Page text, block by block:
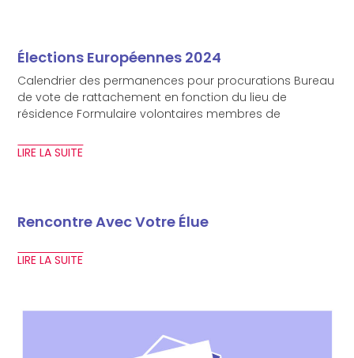
Élections Européennes 2024
Calendrier des permanences pour procurations Bureau
de vote de rattachement en fonction du lieu de
résidence Formulaire volontaires membres de
LIRE LA SUITE
Rencontre Avec Votre Élue
LIRE LA SUITE